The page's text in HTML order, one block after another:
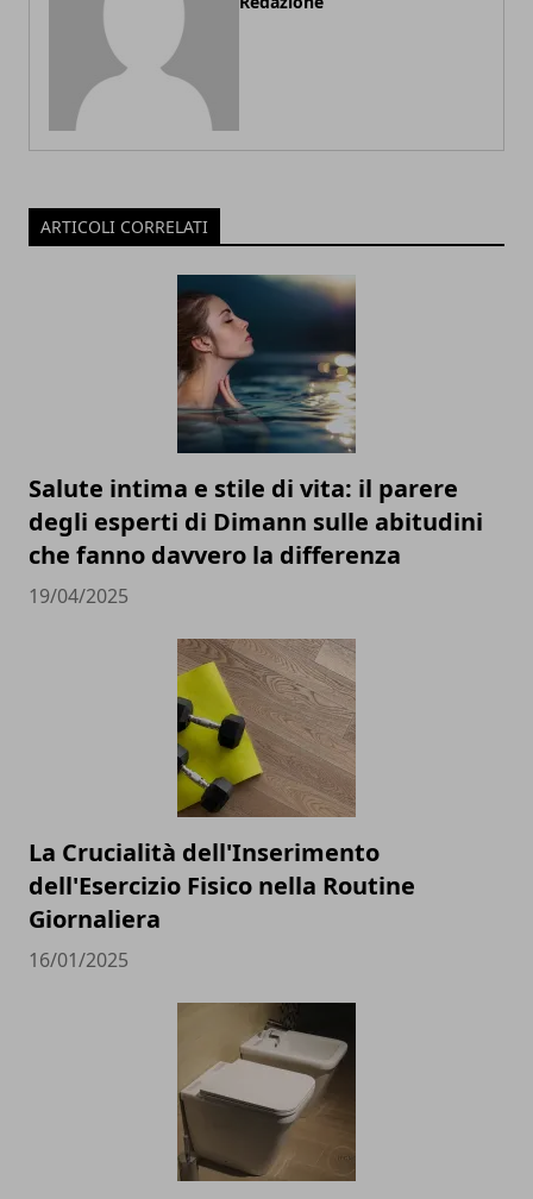
ARTICOLI CORRELATI
Salute intima e stile di vita: il parere
degli esperti di Dimann sulle abitudini
che fanno davvero la differenza
19/04/2025
La Crucialità dell'Inserimento
dell'Esercizio Fisico nella Routine
Giornaliera
16/01/2025